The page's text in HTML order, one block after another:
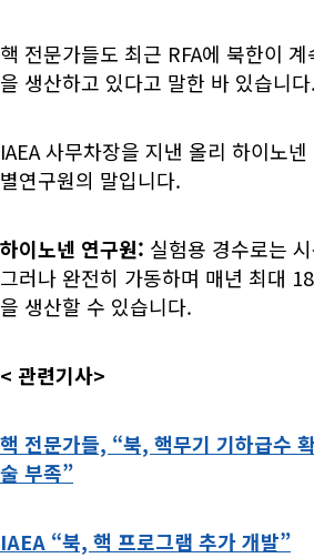
핵 전문가들도 최근 RFA에 북한이
을 생산하고 있다고 말한 바 있습니다.
IAEA 사무차장을 지낸 올리 하이노
별연구원의 말입니다.
하이노넨 연구원: 실험용 경수로는
그러나 완전히 가동하며 매년 최대
을 생산할 수 있습니다.
< 관련기사>
핵 전문가들, “북, 핵무기 기하급수
술 부족”
IAEA “북, 핵 프로그램 추가 개발”